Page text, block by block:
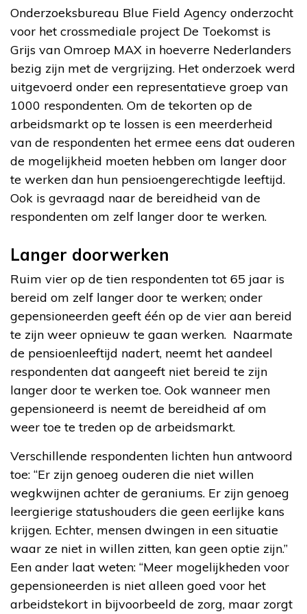
Onderzoeksbureau Blue Field Agency onderzocht
voor het crossmediale project De Toekomst is
Grijs van Omroep MAX in hoeverre Nederlanders
bezig zijn met de vergrijzing. Het onderzoek werd
uitgevoerd onder een representatieve groep van
1000 respondenten. Om de tekorten op de
arbeidsmarkt op te lossen is een meerderheid
van de respondenten het ermee eens dat ouderen
de mogelijkheid moeten hebben om langer door
te werken dan hun pensioengerechtigde leeftijd.
Ook is gevraagd naar de bereidheid van de
respondenten om zelf langer door te werken.
Langer doorwerken
Ruim vier op de tien respondenten tot 65 jaar is
bereid om zelf langer door te werken; onder
gepensioneerden geeft één op de vier aan bereid
te zijn weer opnieuw te gaan werken. Naarmate
de pensioenleeftijd nadert, neemt het aandeel
respondenten dat aangeeft niet bereid te zijn
langer door te werken toe. Ook wanneer men
gepensioneerd is neemt de bereidheid af om
weer toe te treden op de arbeidsmarkt.
Verschillende respondenten lichten hun antwoord
toe: “Er zijn genoeg ouderen die niet willen
wegkwijnen achter de geraniums. Er zijn genoeg
leergierige statushouders die geen eerlijke kans
krijgen. Echter, mensen dwingen in een situatie
waar ze niet in willen zitten, kan geen optie zijn.”
Een ander laat weten: “Meer mogelijkheden voor
gepensioneerden is niet alleen goed voor het
arbeidstekort in bijvoorbeeld de zorg, maar zorgt